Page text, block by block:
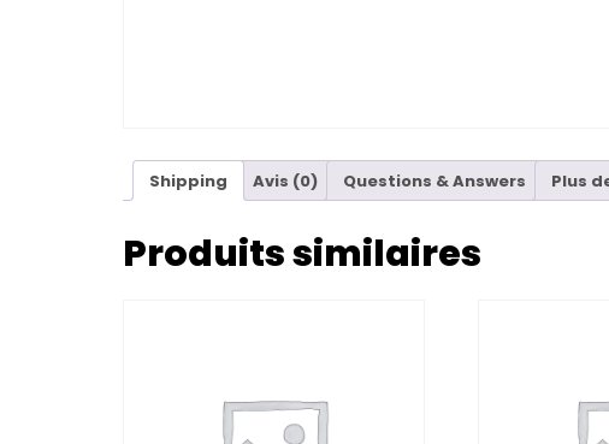
Shipping Avis (0) Questions & Answers Plus
Produits similaires